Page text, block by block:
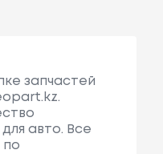
запчастей
авто. Все
по